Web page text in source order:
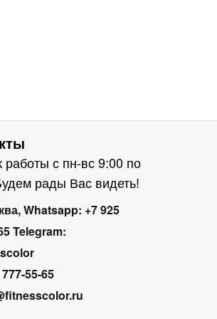
работы с пн-вс 9:00 по
рады Вас видеть!
Whatsapp: +7 925
Telegram:
55-65